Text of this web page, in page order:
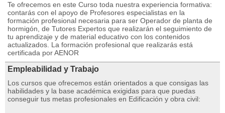
Te ofrecemos en este Curso toda nuestra experiencia formativa:
contarás con el apoyo de Profesores especialistas en la
formación profesional necesaria para ser Operador de planta de
hormigón, de Tutores Expertos que realizarán el seguimiento de
tu aprendizaje y de material educativo con los contenidos
actualizados. La formación profesional que realizarás está
certificada por AENOR
Empleabilidad y Trabajo
Los cursos que ofrecemos están orientados a que consigas las
habilidades y la base académica exigidas para que puedas
conseguir tus metas profesionales en Edificación y obra civil: